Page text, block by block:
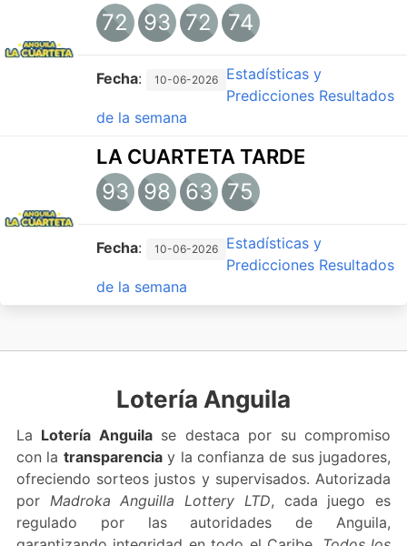
72 93 72 74
Fecha: 10-06-2026
Estadísticas y
Predicciones Resultados
de la semana
LA CUARTETA TARDE
93 98 63 75
Fecha: 10-06-2026
Estadísticas y
Predicciones Resultados
de la semana
Lotería Anguila
La Lotería Anguilase destaca por su compromiso
con la transparenciay la confianza de sus jugadores,
ofreciendo sorteos justos y supervisados. Autorizada
por Madroka Anguilla Lottery LTD, cada juego es
regulado por las autoridades de Anguila,